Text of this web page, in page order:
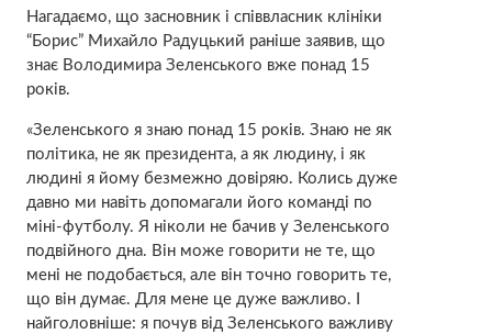
Нагадаємо, що засновник і співвласник клініки
“Борис” Михайло Радуцький раніше заявив, що
знає Володимира Зеленського вже понад 15
років.
«Зеленського я знаю понад 15 років. Знаю не як
політика, не як президента, а як людину, і як
людині я йому безмежно довіряю. Колись дуже
давно ми навіть допомагали його команді по
міні-футболу. Я ніколи не бачив у Зеленського
подвійного дна. Він може говорити не те, що
мені не подобається, але він точно говорить те,
що він думає. Для мене це дуже важливо. І
найголовніше: я почув від Зеленського важливу